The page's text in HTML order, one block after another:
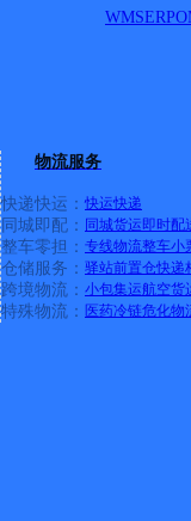
WMSERP
物流服务
快递快运： 快运快递
同城即配： 同城货运即时配
整车零担： 专线物流整车小
仓储服务： 驿站前置仓快递
跨境物流： 小包集运航空货
特殊物流： 医药冷链危化物